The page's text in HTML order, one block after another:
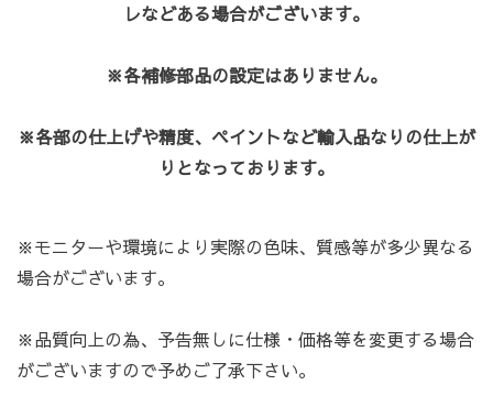
レなどある場合がございます。
※各補修部品の設定はありません。
※各部の仕上げや精度、ペイントなど輸入品なりの仕上が
りとなっております。
※モニターや環境により実際の色味、質感等が多少異なる
場合がございます。
※品質向上の為、予告無しに仕様・価格等を変更する場合
がございますので予めご了承下さい。